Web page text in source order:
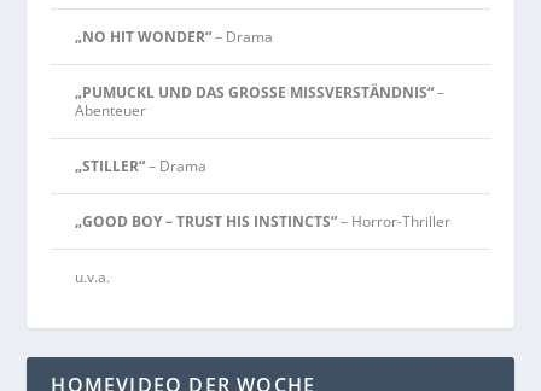
„NO HIT WONDER“– Drama
„PUMUCKL UND DAS GROSSE MISSVERSTÄNDNIS“–
Abenteuer
„STILLER“– Drama
„GOOD BOY – TRUST HIS INSTINCTS“– Horror-Thriller
u.v.a.
HOMEVIDEO DER WOCHE